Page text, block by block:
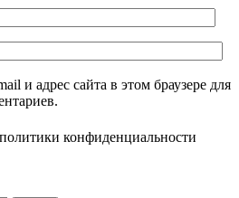
и адрес сайта в этом браузере для
конфиденциальности